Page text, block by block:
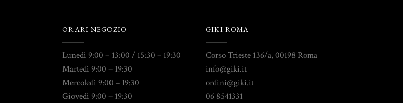
ORARI NEGOZIO
Lunedì 9:00 – 13:00 / 15:30 – 19:30
Martedì 9:00 – 19:30
Mercoledì 9:00 – 19:30
Giovedì 9:00 – 19:30
GIKI ROMA
Corso Trieste 136/a, 00198 Roma
info@giki.it
ordini@giki.it
06 8541331